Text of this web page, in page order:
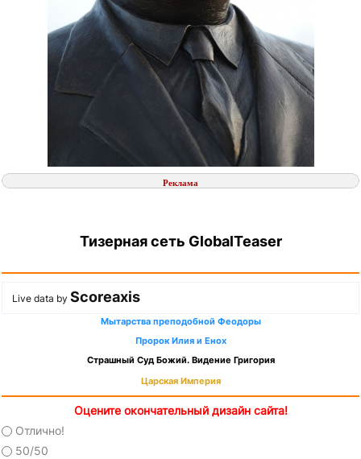
Реклама
Тизерная сеть GlobalTeaser
Live data by Scoreaxis
Мытарства преподобной Феодоры
Пророк Илия и Енох
Страшный Суд Божий. Видение Григория
Царская Империя
Оцените окончательный дизайн сайта!
Отлично!
50/50